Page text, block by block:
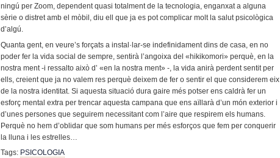
ningú per Zoom, dependent quasi totalment de la tecnologia, enganxat a alguna
sèrie o distret amb el mòbil, diu ell que ja es pot complicar molt la salut psicològica
d’algú.
Quanta gent, en veure’s forçats a instal·lar-se indefinidament dins de casa, en no
poder fer la vida social de sempre, sentirà l’angoixa del «hikikomori» perquè, en la
nostra ment -i ressalto això d’ «en la nostra ment» -, la vida anirà perdent sentit per
ells, creient que ja no valem res perquè deixem de fer o sentir el que considerem eix
de la nostra identitat. Si aquesta situació dura gaire més potser ens caldrà fer un
esforç mental extra per trencar aquesta campana que ens aïllarà d’un món exterior i
d’unes persones que seguirem necessitant com l’aire que respirem els humans.
Perquè no hem d’oblidar que som humans per més esforços que fem per conquerir
la lluna i les estrelles…
Tags: PSICOLOGIA